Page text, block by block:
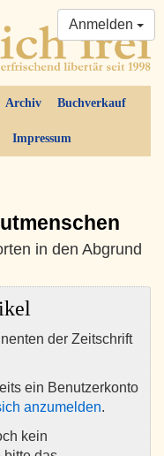
Archiv Buchverkauf
Impressum
Anmelden
in den Abgrund
der Zeitschrift
ein Benutzerkonto
anzumelden.
kein